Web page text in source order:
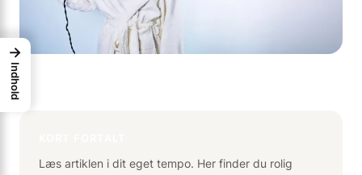
Læs artiklen i dit eget tempo. Her finder du rolig
→
Indhold